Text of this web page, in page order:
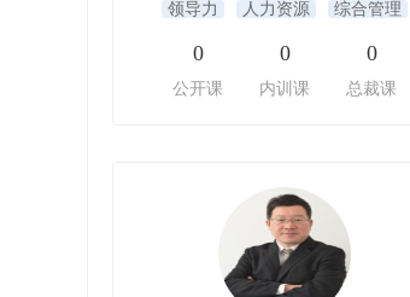
领导力 人力资源 综合管理
0
公开课
0
内训课
0
总裁课